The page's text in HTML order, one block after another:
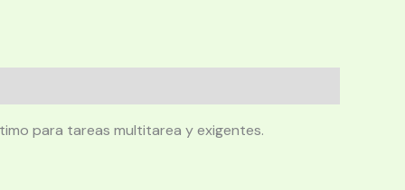
para tareas multitarea y exigentes.